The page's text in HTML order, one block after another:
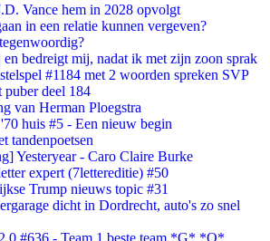
Vance hem in 2028 opvolgt
in een relatie kunnen vergeven?
bedreigt mij, nadat ik met zijn zoon sprak
#1184 met 2 woorden spreken SVP
puber deel 184
van Herman Ploegstra
huis #5 - Een nieuw begin
tandenpoetsen
Yesteryear - Caro Claire Burke
expert (7lettereditie) #50
Trump nieuws topic #31
dicht in Dordrecht, auto's zo snel
#636 - Team 1 beste team *G* *O*